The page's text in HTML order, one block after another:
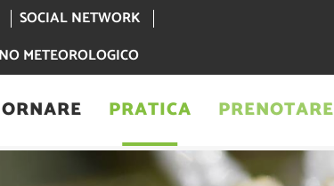
SOCIAL NETWORK
METEOROLOGICO
PRATICA PRENOTARE